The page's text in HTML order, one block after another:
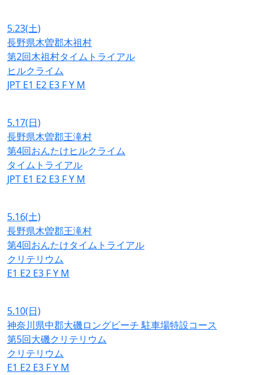
5.23(土)
長野県木曽郡木祖村
第2回木祖村タイムトライアル
ヒルクライム
JPT E1 E2 E3 FY M
5.17(日)
長野県木曽郡王滝村
第4回おんたけヒルクライム
タイムトライアル
JPT E1 E2 E3 FY M
5.16(土)
長野県木曽郡王滝村
第4回おんたけタイムトライアル
クリテリウム
E1 E2 E3 FY M
5.10(日)
神奈川県中郡大磯ロングビーチ 駐車場特設コース
第5回大磯クリテリウム
クリテリウム
E1 E2 E3 FY M